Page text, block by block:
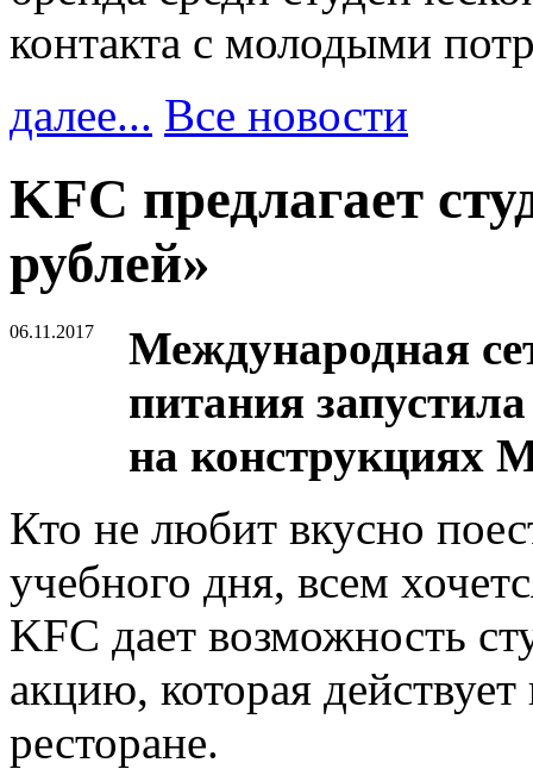
контакта с молодыми
далее... Все новости
KFC предлагает
рублей»
06.11.2017
Международная
питания
на конструкциях
Кто не любит вкусно
учебного дня, всем
KFC дает возможность
акцию, которая
ресторане.